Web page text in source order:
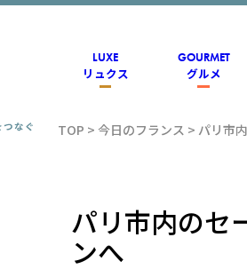
LUXE
リュクス
GOURMET
グルメ
TOP >今日のフランス > パリ市
パリ市内のセ
ンへ